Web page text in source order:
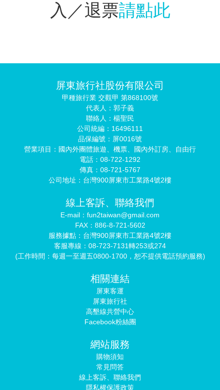
入／退票請點此
屏東旅行社股份有限公司
甲種旅行業 交觀甲 第868100號
代表人：郭子義
聯絡人：楊聖民
公司統編：16496111
品保編號：屏0016號
營業項目：國內外團體旅遊、機票、國內外訂房、自由行
電話：08-722-1292
傳真：08-721-5767
公司地址：台灣900屏東市工業路4號2樓
線上客訴、聯絡我們
E-mail：fun2taiwan@gmail.com
FAX：886-8-721-5602
服務據點：台灣900屏東市工業路4號2樓
客服專線：08-723-7131轉253或274
(工作時間：每週一至週五0800-1700，恕不提供電話預約服務)
相關連結
屏東客運
屏東旅行社
高墾線共營中心
Facebook粉絲團
網站服務
購物須知
常見問答
線上客訴、聯絡我們
隱私權保護政策